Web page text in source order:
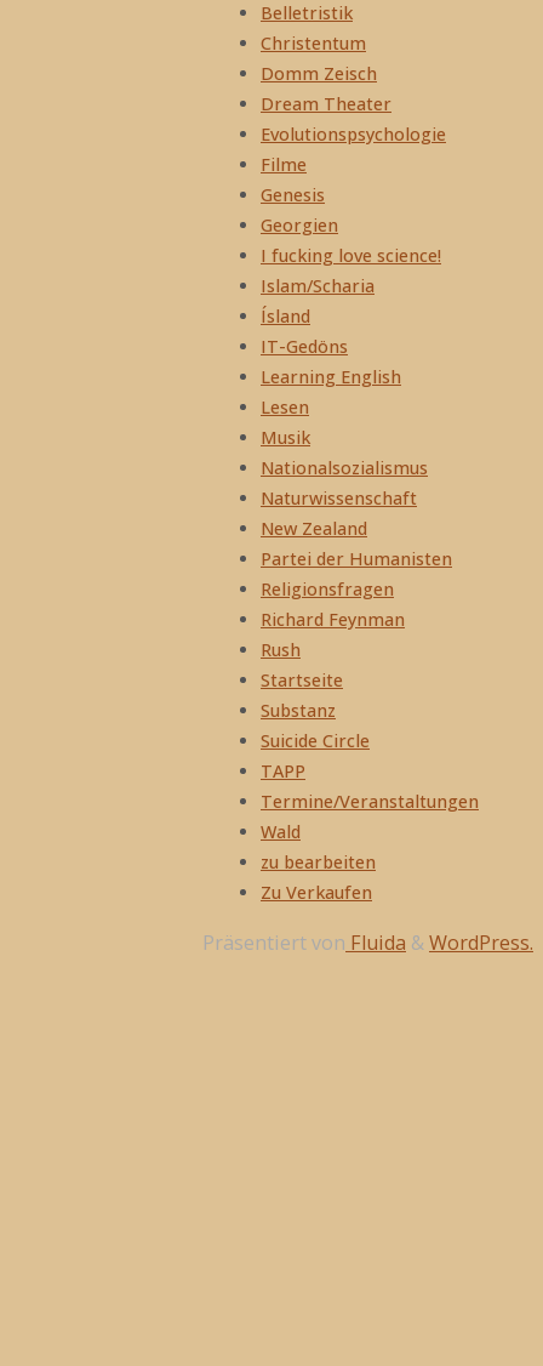
Belletristik
Christentum
Domm Zeisch
Dream Theater
Evolutionspsychologie
Filme
Genesis
Georgien
I fucking love science!
Islam/Scharia
Ísland
IT-Gedöns
Learning English
Lesen
Musik
Nationalsozialismus
Naturwissenschaft
New Zealand
Partei der Humanisten
Religionsfragen
Richard Feynman
Rush
Startseite
Substanz
Suicide Circle
TAPP
Termine/Veranstaltungen
Wald
zu bearbeiten
Zu Verkaufen
Präsentiert von Fluida &WordPress.